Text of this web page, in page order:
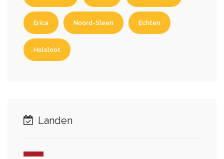
Erica Noord-Sleen Echten
Holsloot
Landen